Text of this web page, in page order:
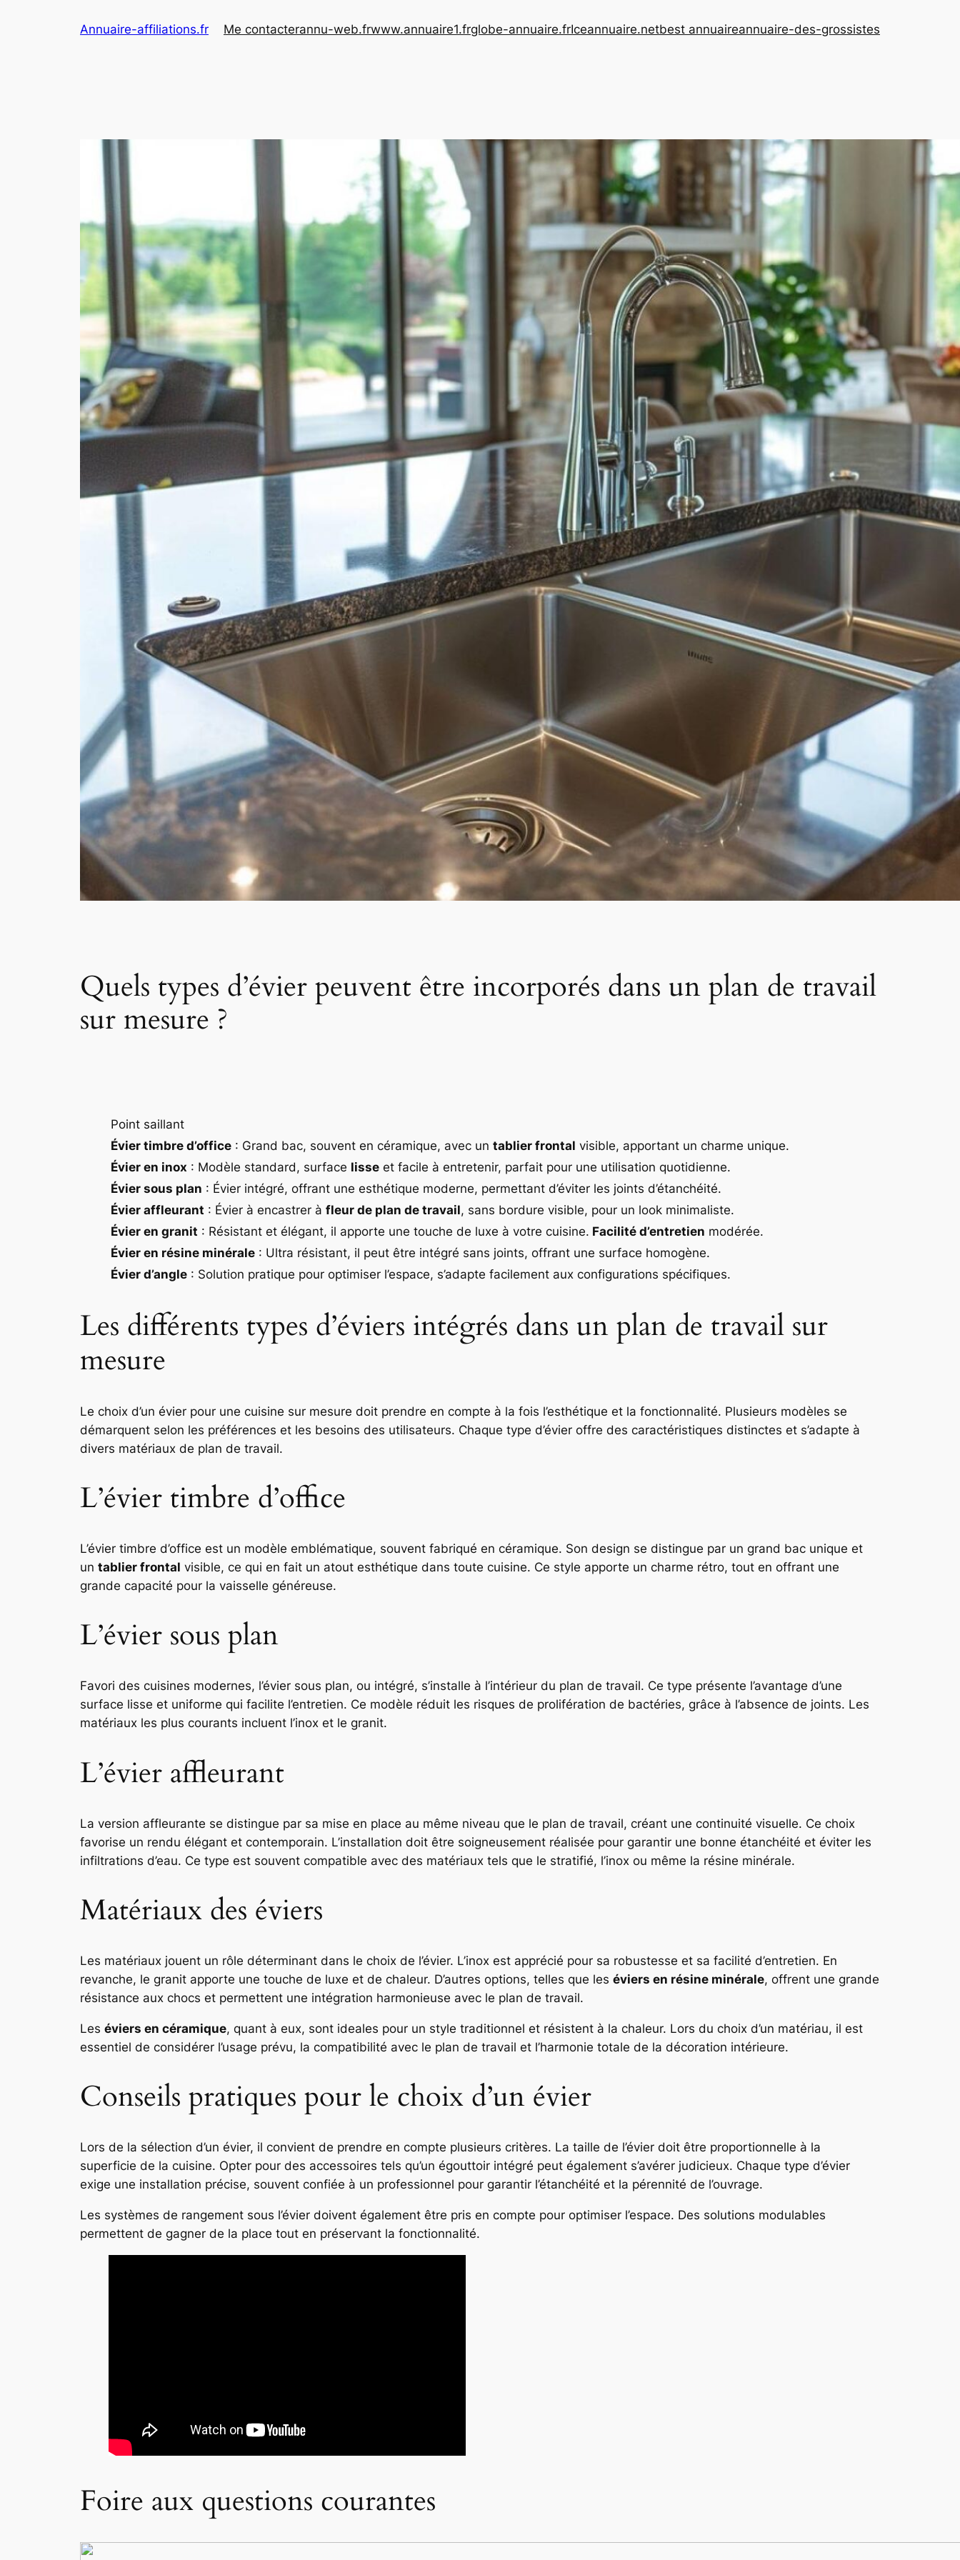
Annuaire-affiliations.fr Me contacterannu-web.frwww.annuaire1.frglobe-annuaire.frIceannuaire.netbest annuaireannuaire-des-grossistes
Quels types d’évier peuvent être incorporés dans un plan de travail
sur mesure ?
Point saillant
Évier timbre d’office : Grand bac, souvent en céramique, avec un tablier frontal visible, apportant un charme unique.
Évier en inox : Modèle standard, surface lisse et facile à entretenir, parfait pour une utilisation quotidienne.
Évier sous plan : Évier intégré, offrant une esthétique moderne, permettant d’éviter les joints d’étanchéité.
Évier affleurant : Évier à encastrer à fleur de plan de travail, sans bordure visible, pour un look minimaliste.
Évier en granit : Résistant et élégant, il apporte une touche de luxe à votre cuisine. Facilité d’entretien modérée.
Évier en résine minérale : Ultra résistant, il peut être intégré sans joints, offrant une surface homogène.
Évier d’angle : Solution pratique pour optimiser l’espace, s’adapte facilement aux configurations spécifiques.
Les différents types d’éviers intégrés dans un plan de travail sur
mesure
Le choix d’un évier pour une cuisine sur mesure doit prendre en compte à la fois l’esthétique et la fonctionnalité. Plusieurs modèles se
démarquent selon les préférences et les besoins des utilisateurs. Chaque type d’évier offre des caractéristiques distinctes et s’adapte à
divers matériaux de plan de travail.
L’évier timbre d’office
L’évier timbre d’office est un modèle emblématique, souvent fabriqué en céramique. Son design se distingue par un grand bac unique et
un tablier frontal visible, ce qui en fait un atout esthétique dans toute cuisine. Ce style apporte un charme rétro, tout en offrant une
grande capacité pour la vaisselle généreuse.
L’évier sous plan
Favori des cuisines modernes, l’évier sous plan, ou intégré, s’installe à l’intérieur du plan de travail. Ce type présente l’avantage d’une
surface lisse et uniforme qui facilite l’entretien. Ce modèle réduit les risques de prolifération de bactéries, grâce à l’absence de joints. Les
matériaux les plus courants incluent l’inox et le granit.
L’évier affleurant
La version affleurante se distingue par sa mise en place au même niveau que le plan de travail, créant une continuité visuelle. Ce choix
favorise un rendu élégant et contemporain. L’installation doit être soigneusement réalisée pour garantir une bonne étanchéité et éviter les
infiltrations d’eau. Ce type est souvent compatible avec des matériaux tels que le stratifié, l’inox ou même la résine minérale.
Matériaux des éviers
Les matériaux jouent un rôle déterminant dans le choix de l’évier. L’inox est apprécié pour sa robustesse et sa facilité d’entretien. En
revanche, le granit apporte une touche de luxe et de chaleur. D’autres options, telles que les éviers en résine minérale, offrent une grande
résistance aux chocs et permettent une intégration harmonieuse avec le plan de travail.
Les éviers en céramique, quant à eux, sont ideales pour un style traditionnel et résistent à la chaleur. Lors du choix d’un matériau, il est
essentiel de considérer l’usage prévu, la compatibilité avec le plan de travail et l’harmonie totale de la décoration intérieure.
Conseils pratiques pour le choix d’un évier
Lors de la sélection d’un évier, il convient de prendre en compte plusieurs critères. La taille de l’évier doit être proportionnelle à la
superficie de la cuisine. Opter pour des accessoires tels qu’un égouttoir intégré peut également s’avérer judicieux. Chaque type d’évier
exige une installation précise, souvent confiée à un professionnel pour garantir l’étanchéité et la pérennité de l’ouvrage.
Les systèmes de rangement sous l’évier doivent également être pris en compte pour optimiser l’espace. Des solutions modulables
permettent de gagner de la place tout en préservant la fonctionnalité.
Foire aux questions courantes